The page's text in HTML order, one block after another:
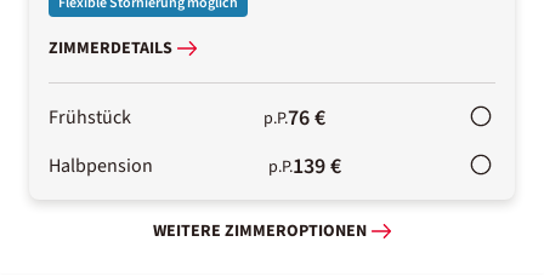
ZIMMERDETAILS
Frühstück p.P.76 €
Halbpension p.P.139 €
WEITERE ZIMMEROPTIONEN